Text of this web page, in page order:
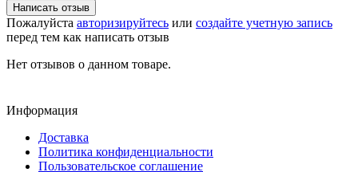
Написать отзыв
Пожалуйста авторизируйтесь или создайте учетную запись
перед тем как написать отзыв
Нет отзывов о данном товаре.
Информация
Доставка
Политика конфиденциальности
Пользовательское соглашение